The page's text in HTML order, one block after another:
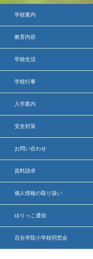
学校案内
教育内容
学校生活
学校行事
入学案内
安全対策
お問い合わせ
資料請求
個人情報の取り扱い
ゆりっこ通信
百合学院小学校同窓会